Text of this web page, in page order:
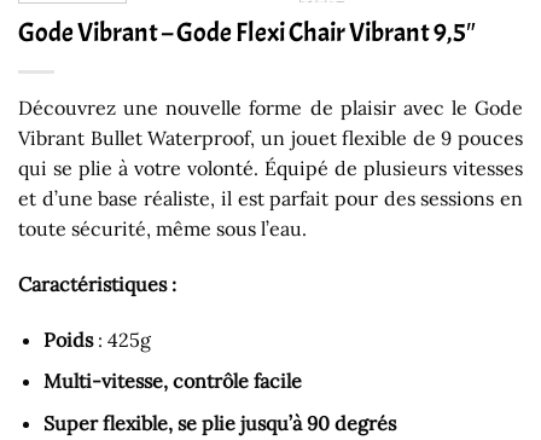
Gode Vibrant – Gode Flexi Chair Vibrant 9,5″
Découvrez une nouvelle forme de plaisir avec le Gode
Vibrant Bullet Waterproof, un jouet flexible de 9 pouces
qui se plie à votre volonté. Équipé de plusieurs vitesses
et d’une base réaliste, il est parfait pour des sessions en
toute sécurité, même sous l’eau.
Caractéristiques :
Poids: 425g
Multi-vitesse, contrôle facile
Super flexible, se plie jusqu’à 90 degrés